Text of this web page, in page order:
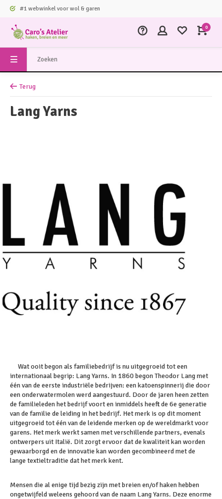
#1 webwinkel voor wol & garen
0
Terug
Lang Yarns
Wat ooit begon als familiebedrijf is nu uitgegroeid tot een
internationaal begrip: Lang Yarns. In 1860 begon Theodor Lang met
één van de eerste industriële bedrijven: een katoenspinnerij die door
een onderwatermolen werd aangestuurd. Door de jaren heen zetten
de familieleden het bedrijf voort en inmiddels heeft de 6e generatie
van de familie de leiding in het bedrijf. Het merk is op dit moment
uitgegroeid tot één van de leidende merken op de wereldmarkt voor
garens. Het merk werkt samen met verschillende partners, evenals
ontwerpers uit Italië. Dit zorgt ervoor dat de kwaliteit kan worden
gewaarborgd en de innovatie kan worden gecombineerd met de
lange textieltraditie dat het merk kent.
Mensen die al enige tijd bezig zijn met breien en/of haken hebben
ongetwijfeld weleens gehoord van de naam Lang Yarns. Deze enorme